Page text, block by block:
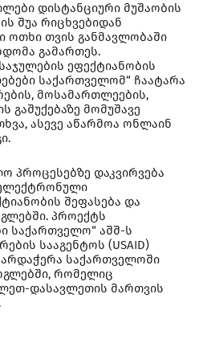
დისტანციური მუშაობის
შუა რიცხვებიდან
ოთხი თვის განმავლობაში
გამართეს.
ეფექტიანობის
საქართველომ“ ჩაატარა
მოსამართლეების,
მომუშავე
ასევე აწარმოა ონლაინ
პროცესებზე დაკვირვება
შეფასება და
პროექტს
საქართველო“ აშშ-ს
სააგენტოს (USAID)
საქართველოში
რომელიც
დასავლეთის მართვის